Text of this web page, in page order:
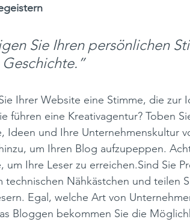
Sie Ihren persönlichen
Geschichte.”
Ihrer Website eine Stimme, die zur
führen eine Kreativagentur? Toben
Ideen und Ihre Unternehmenskultur
um Ihren Blog aufzupeppen.
um Ihre Leser zu erreichen.Sind Sie
technischen Nähkästchen und teilen
Egal, welche Art von
Bloggen bekommen Sie die